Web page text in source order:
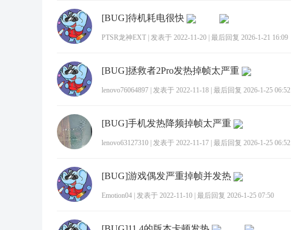
[BUG]待机耗电很快
PTSR龙神EXT 发表于 2022-11-20 最后回复 2026-1-21 16:09
[BUG]拯救者2Pro发热掉帧太严重
lenovo76064897 发表于 2022-11-18 最后回复 2026-1-25 06:52
[BUG]手机发热降频掉帧太严重
lenovo63127310 发表于 2022-11-17 最后回复 2026-1-25 06:52
[BUG]游戏偶发严重掉帧并发热
Emotion04 发表于 2022-11-10 最后回复 2026-1-25 07:50